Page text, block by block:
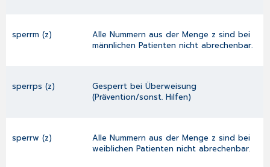
sperrm (z)
Alle Nummern aus der Menge z sind bei
männlichen Patienten nicht abrechenbar.
sperrps (z)
Gesperrt bei Überweisung
(Prävention/sonst. Hilfen)
sperrw (z)
Alle Nummern aus der Menge z sind bei
weiblichen Patienten nicht abrechenbar.